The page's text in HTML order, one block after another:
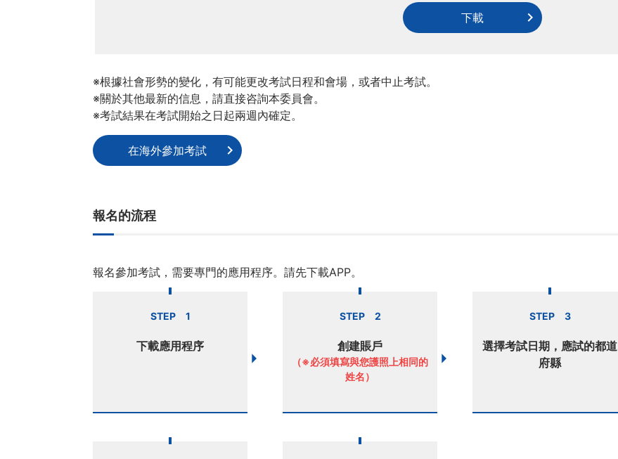
下載
※根據社會形勢的變化，有可能更改考試日程和會場，或者中止考試。
※關於其他最新的信息，請直接咨詢本委員會。
※考試結果在考試開始之日起兩週內確定。
在海外參加考試
報名的流程
報名參加考試，需要專門的應用程序。請先下載APP。
STEP 1
下載應用程序
STEP 2
創建賬戶
（※必須填寫與您護照上相同的
姓名）
STEP 3
選擇考試日期，應試的都道
府縣